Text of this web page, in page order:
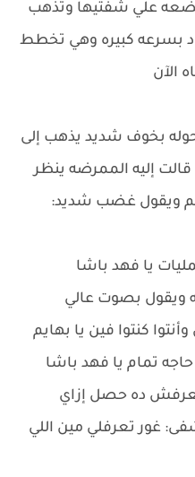
علي شفتيها وتذهب
بسرعه كبيره وهي تخطط
الآن
بخوف شديد يذهب إلى
إليه الممرضه ينظر
ويقول غضب شديد:
يا فهد باشا
ويقول بصوت عالي
كنتوا فين يا بهايم
تمام يا فهد باشا
ده حصل إزاي
غور تعرفلي مين اللي